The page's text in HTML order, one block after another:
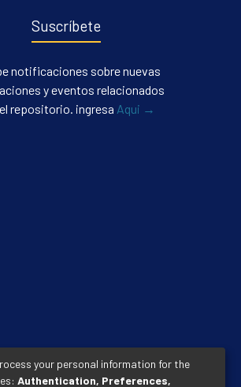
Suscríbete
notificaciones sobre nuevas
y eventos relacionados
repositorio. ingresa Aqui →
your personal information for the
Authentication, Preferences,